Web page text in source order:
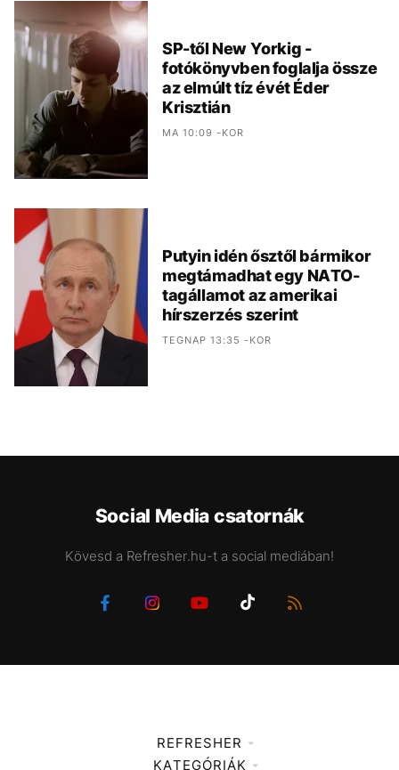
SP-től New Yorkig -
fotókönyvben foglalja össze
az elmúlt tíz évét Éder
Krisztián
MA 10:09 -KOR
Putyin idén ősztől bármikor
megtámadhat egy NATO-
tagállamot az amerikai
hírszerzés szerint
TEGNAP 13:35 -KOR
Social Media csatornák
Kövesd a Refresher.hu-t a social mediában!
REFRESHER
Médiaajánlat
KATEGÓRIÁK